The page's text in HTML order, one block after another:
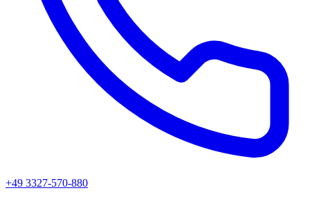
+49 3327-570-880